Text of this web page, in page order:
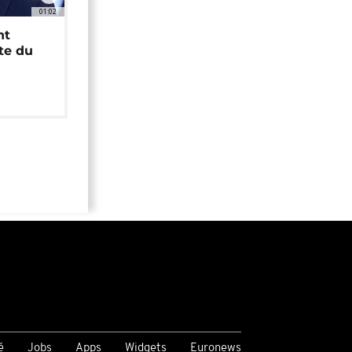
01:02
du
Jobs Apps Widgets Euronews